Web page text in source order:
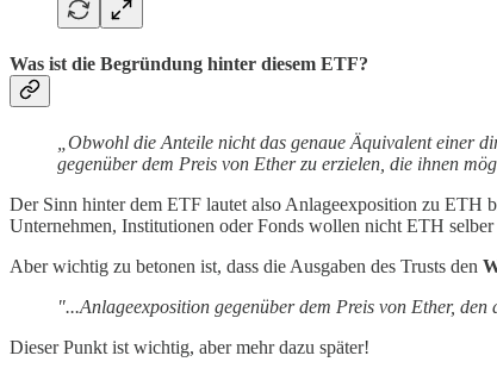
Was ist die Begründung hinter diesem ETF?
„Obwohl die Anteile nicht das genaue Äquivalent einer
gegenüber dem Preis von Ether zu erzielen, die ihnen
Der Sinn hinter dem ETF lautet also Anlageexposition zu ETH
Unternehmen, Institutionen oder Fonds wollen nicht ETH
Aber wichtig zu betonen ist, dass die Ausgaben des Trusts den
"...Anlageexposition gegenüber dem Preis von Ether, den
Dieser Punkt ist wichtig, aber mehr dazu später!